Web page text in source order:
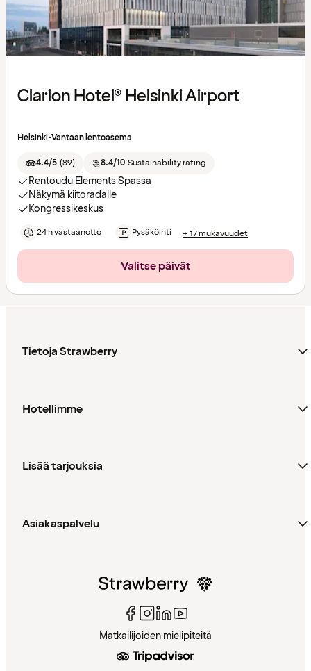
Clarion Hotel® Helsinki Airport
Helsinki-Vantaan lentoasema
4.4/5 (89) 8.4/10 Sustainability rating
Rentoudu Elements Spassa
Näkymä kiitoradalle
Kongressikeskus
24 h vastaanotto Pysäköinti + 17 mukavuudet
Valitse päivät
Tietoja Strawberry
Hotellimme
Lisää tarjouksia
Asiakaspalvelu
Matkailijoiden mielipiteitä